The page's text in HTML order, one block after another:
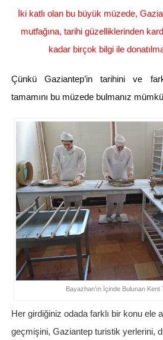
İki katlı olan bu büyük müzede,
mutfağına, tarihi güzelliklerinden
kadar birçok bilgi ile
Çünkü Gaziantep’in tarihini ve
tamamını bu müzede bulmanız
Bayazhan’ın İçinde Bulunan
Her girdiğiniz odada farklı bir konu ele
geçmişini, Gaziantep turistik yerlerini,